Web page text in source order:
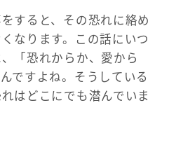
すると、その恐れに絡め
なります。この話にいつ
「恐れからか、愛から
ですよね。そうしている
はどこにでも潜んでいま